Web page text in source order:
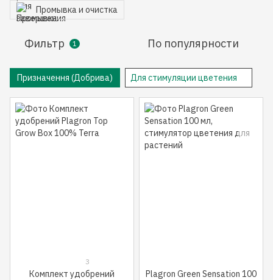
Промывка и очистка
Фильтр 1 По популярности
Призначення (Добрива) Для стимуляции цветения
3
Комплект удобрений
Plagron Green Sensation 100